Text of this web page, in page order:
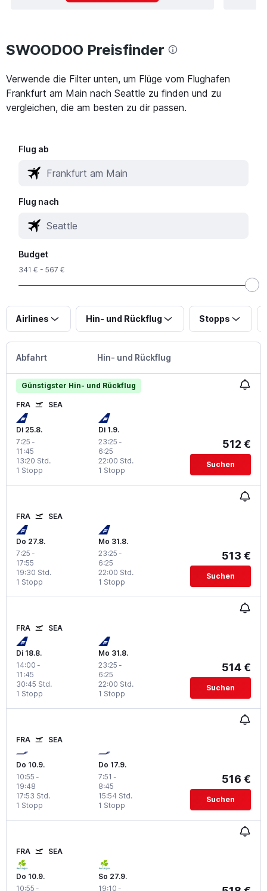
SWOODOO Preisfinder
Verwende die Filter unten, um Flüge vom Flughafen
Frankfurt am Main nach Seattle zu finden und zu
vergleichen, die am besten zu dir passen.
Flug ab
Flug nach
Budget
341 € - 567 €
Airlines Hin- und Rückflug Stopps
Abfahrt Hin- und Rückflug
Günstigster Hin- und Rückflug
FRA SEA
Di 25.8.
7:25 -
11:45
1 Stopp
13:20 Std.
Di 1.9.
23:25 -
6:25
1 Stopp
22:00 Std.
512 €
Suchen
FRA SEA
Do 27.8.
7:25 -
17:55
1 Stopp
19:30 Std.
Mo 31.8.
23:25 -
6:25
1 Stopp
22:00 Std.
513 €
Suchen
FRA SEA
Di 18.8.
14:00 -
11:45
1 Stopp
30:45 Std.
Mo 31.8.
23:25 -
6:25
1 Stopp
22:00 Std.
514 €
Suchen
FRA SEA
Do 10.9.
10:55 -
19:48
1 Stopp
17:53 Std.
Do 17.9.
7:51 -
8:45
1 Stopp
15:54 Std.
516 €
Suchen
FRA SEA
Do 10.9.
10:55 -
So 27.9.
19:10 -